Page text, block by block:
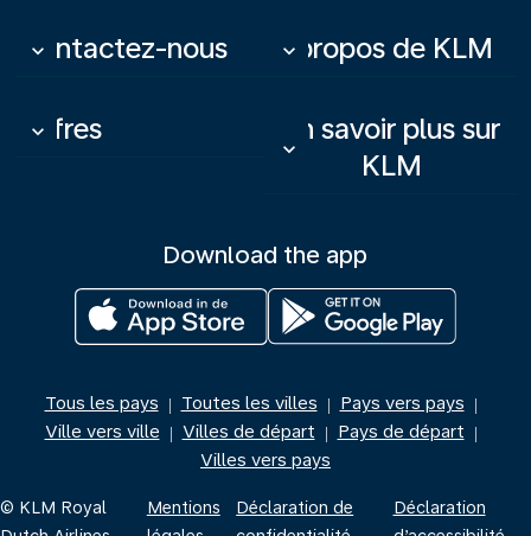
Contactez-nous
keyboard_arrow_down À propos de KLM
keyboard_arrow_down
Offres
keyboard_arrow_down
En savoir plus sur
KLM
keyboard_arrow_down
Download the app
Tous les pays | Toutes les villes | Pays vers pays |
Ville vers ville | Villes de départ | Pays de départ |
Villes vers pays
© KLM Royal
Mentions
Déclaration de
Déclaration